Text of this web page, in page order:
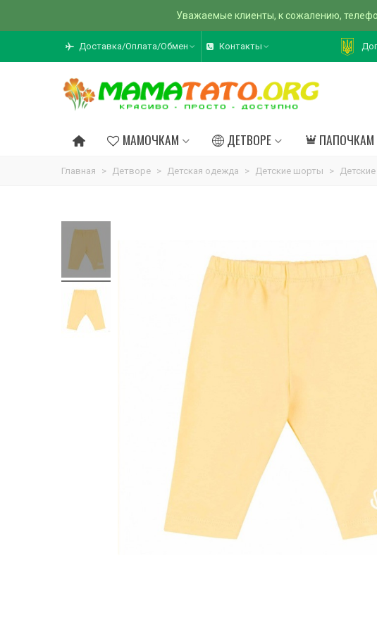
Уважаемые клиенты, к сожалению,
Доставка/Оплата/Обмен Контакты
МАМОЧКАМ ДЕТВОРЕ ПАПОЧКАМ
Главная > Детворе > Детская одежда > Детские шорты >